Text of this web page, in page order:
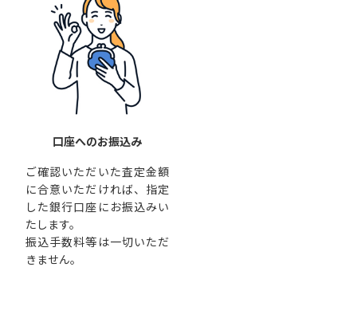
口座へのお振込み
ご確認いただいた査定金額
に合意いただければ、指定
した銀行口座にお振込みい
たします。
振込手数料等は一切いただ
きません。